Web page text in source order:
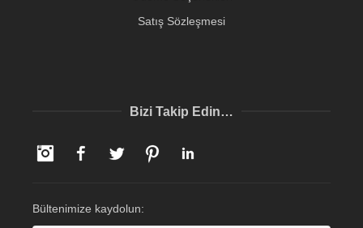
Satış Sözleşmesi
Bizi Takip Edin…
InstagramFacebookTwitter Pinterest
Bültenimize kaydolun: